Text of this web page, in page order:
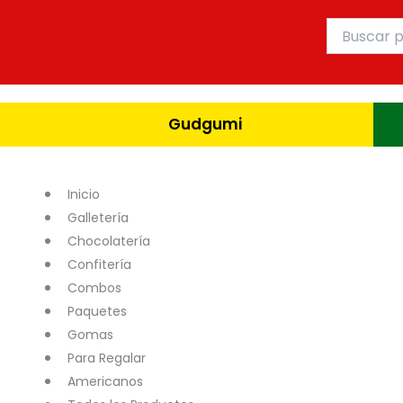
por:
Gudgumi
Inicio
Galletería
Chocolatería
Confitería
Combos
Paquetes
Gomas
Para Regalar
Americanos